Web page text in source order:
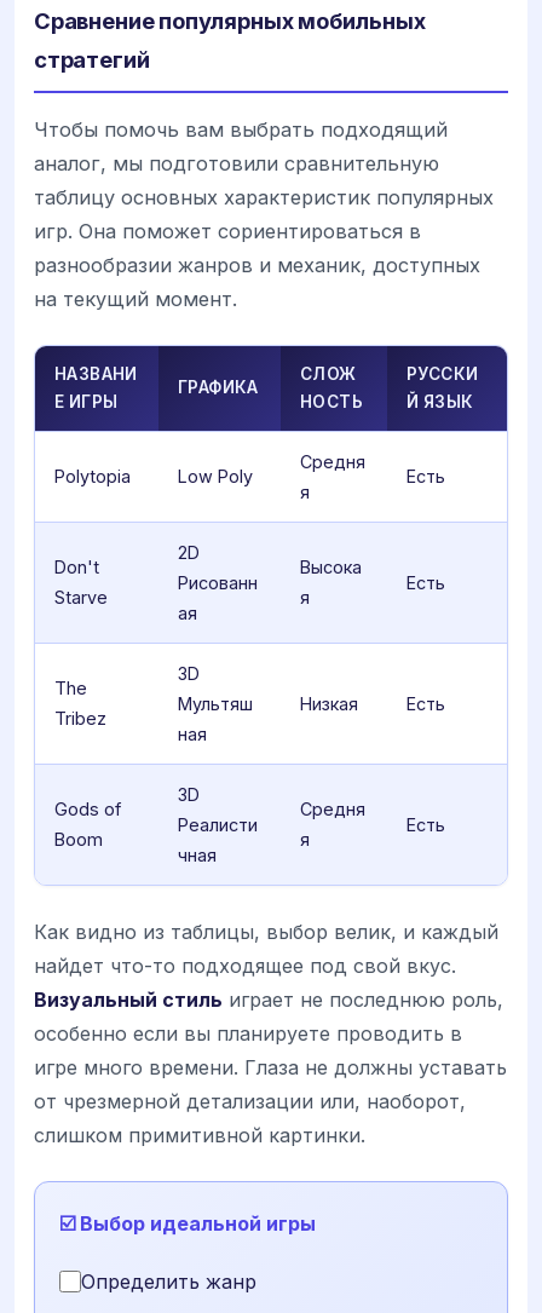
Сравнение популярных мобильных
стратегий
Чтобы помочь вам выбрать подходящий
аналог, мы подготовили сравнительную
таблицу основных характеристик популярных
игр. Она поможет сориентироваться в
разнообразии жанров и механик, доступных
на текущий момент.
НАЗВАНИ
Е ИГРЫ
ГРАФИКА
СЛОЖ
НОСТЬ
РУССКИ
Й ЯЗЫК
Polytopia Low Poly
Средня
я
Есть
Don't
Starve
2D
Рисованн
ая
Высока
я
Есть
The
Tribez
3D
Мультяш
ная
Низкая Есть
Gods of
Boom
3D
Реалисти
чная
Средня
я
Есть
Как видно из таблицы, выбор велик, и каждый
найдет что-то подходящее под свой вкус.
Визуальный стиль играет не последнюю роль,
особенно если вы планируете проводить в
игре много времени. Глаза не должны уставать
от чрезмерной детализации или, наоборот,
слишком примитивной картинки.
☑️ Выбор идеальной игры
Определить жанр